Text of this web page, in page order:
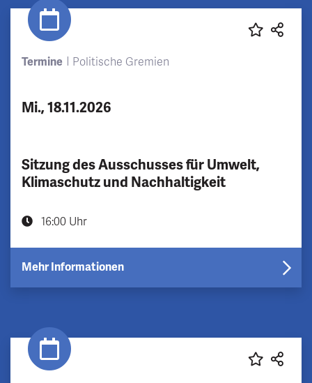
Termine Politische Gremien
Mi., 18.11.2026
Sitzung des Ausschusses für Umwelt,
Klimaschutz und Nachhaltigkeit
16:00 Uhr
Mehr Informationen